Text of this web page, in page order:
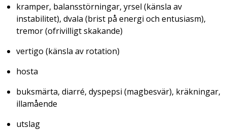
kramper, balansstörningar, yrsel (känsla av
instabilitet), dvala (brist på energi och entusiasm),
tremor (ofrivilligt skakande)
vertigo (känsla av rotation)
hosta
buksmärta, diarré, dyspepsi (magbesvär), kräkningar,
illamående
utslag